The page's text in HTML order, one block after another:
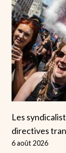
Les
directives
6 août 2026